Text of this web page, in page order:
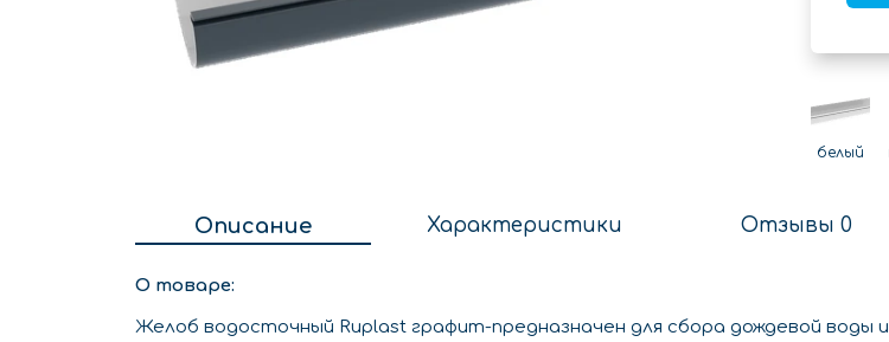
белый
Описание Характеристики Отзывы 0
О товаре:
Желоб водосточный Ruplast графит-предназначен для сбора дождевой